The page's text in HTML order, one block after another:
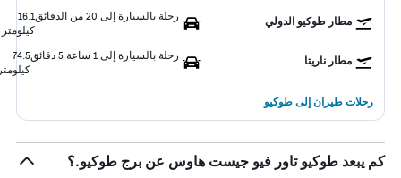
مطار طوكيو الدولي رحلة بالسيارة إلى 20 من الدقائق
16.1
كيلومتر
مطار ناريتا رحلة بالسيارة إلى 1 ساعة 5 دقائق
74.5
رحلات طيران إلى طوكيو
كم يبعد طوكيو تاور فيو جيست هاوس عن برج طوكيو.؟